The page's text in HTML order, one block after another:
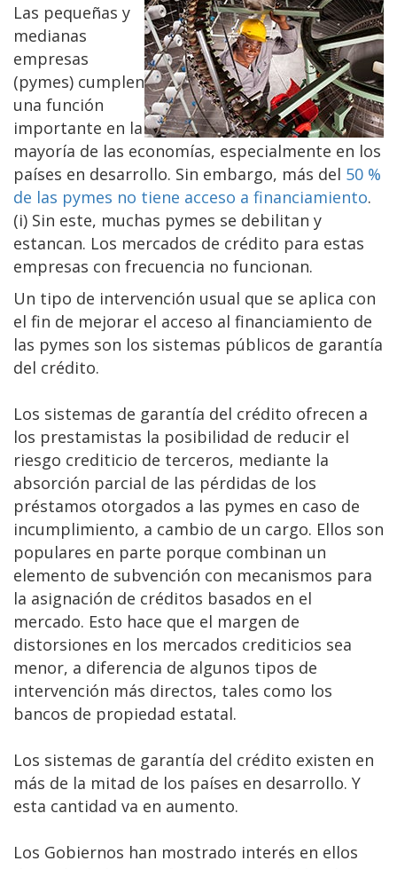
Las pequeñas y
medianas
empresas
(pymes) cumplen
una función
importante en la
mayoría de las economías, especialmente en los
países en desarrollo. Sin embargo, más del 50 %
de las pymes no tiene acceso a financiamiento.
(i) Sin este, muchas pymes se debilitan y
estancan. Los mercados de crédito para estas
empresas con frecuencia no funcionan.
Un tipo de intervención usual que se aplica con
el fin de mejorar el acceso al financiamiento de
las pymes son los sistemas públicos de garantía
del crédito.
Los sistemas de garantía del crédito ofrecen a
los prestamistas la posibilidad de reducir el
riesgo crediticio de terceros, mediante la
absorción parcial de las pérdidas de los
préstamos otorgados a las pymes en caso de
incumplimiento, a cambio de un cargo. Ellos son
populares en parte porque combinan un
elemento de subvención con mecanismos para
la asignación de créditos basados en el
mercado. Esto hace que el margen de
distorsiones en los mercados crediticios sea
menor, a diferencia de algunos tipos de
intervención más directos, tales como los
bancos de propiedad estatal.
Los sistemas de garantía del crédito existen en
más de la mitad de los países en desarrollo. Y
esta cantidad va en aumento.
Los Gobiernos han mostrado interés en ellos